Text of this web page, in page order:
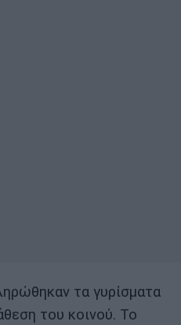
τα γυρίσματα
του κοινού. Το